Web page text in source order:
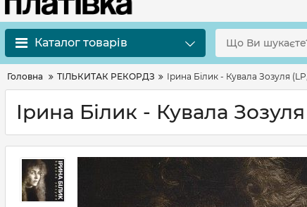
Каталог товарів
Головна ТІЛЬКИТАК РЕКОРДЗ Ірина Білик - Кувала Зозуля
Ірина Білик - Кувала